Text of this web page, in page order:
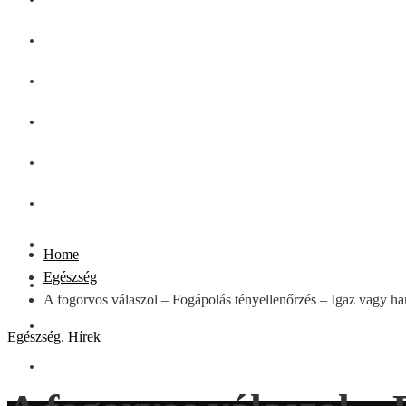
OTTHON
Home
Egészség
A fogorvos válaszol – Fogápolás tényellenőrzés – Igaz vagy
Egészség, Hírek